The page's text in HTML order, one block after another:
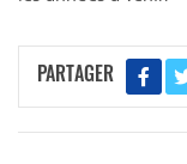
PARTAGER